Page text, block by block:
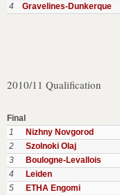
4
Gravelines-Dunkerque
2010/11 Qualification
Final
1
Nizhny Novgorod
2
Szolnoki Olaj
3
Boulogne-Levallois
4
Leiden
5
ETHA Engomi